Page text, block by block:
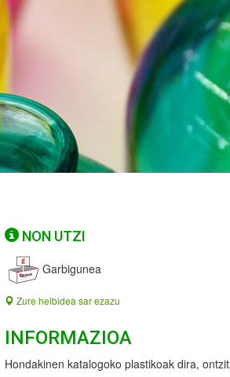
NON UTZI
Garbigunea
Zure helbidea sar ezazu
INFORMAZIOA
Hondakinen katalogoko plastikoak dira,